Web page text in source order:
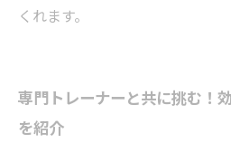
くれます。
専門トレーナーと共に挑む！
を紹介